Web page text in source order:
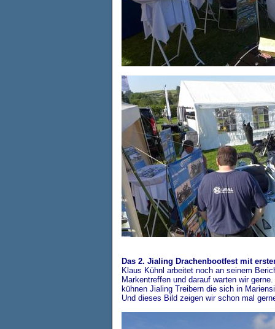
Das 2. Jialing Drachenbootfest mit
Klaus Kühnl arbeitet noch an seinem
Markentreffen und darauf warten wir
kühnen Jialing Treibern die sich in
Und dieses Bild zeigen wir schon mal